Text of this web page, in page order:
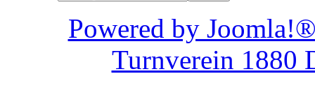
Powered by
Turnverein